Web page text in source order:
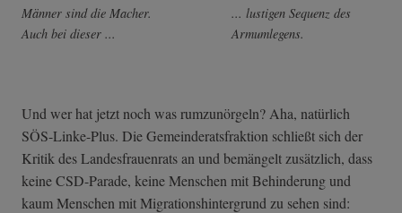
Männer sind die Macher.
Auch bei dieser ...
... lustigen Sequenz des
Armumlegens.
Und wer hat jetzt noch was rumzunörgeln? Aha, natürlich
SÖS-Linke-Plus. Die Gemeinderatsfraktion schließt sich der
Kritik des Landesfrauenrats an und bemängelt zusätzlich, dass
keine CSD-Parade, keine Menschen mit Behinderung und
kaum Menschen mit Migrationshintergrund zu sehen sind: